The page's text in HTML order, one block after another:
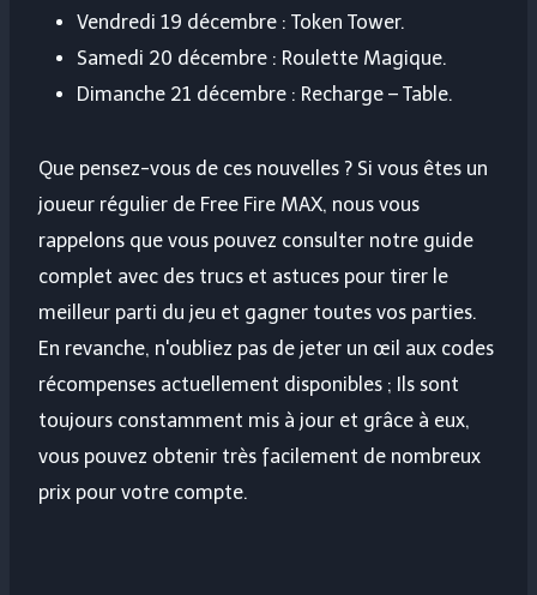
Vendredi 19 décembre : Token Tower.
Samedi 20 décembre : Roulette Magique.
Dimanche 21 décembre : Recharge – Table.
Que pensez-vous de ces nouvelles ? Si vous êtes un
joueur régulier de Free Fire MAX, nous vous
rappelons que vous pouvez consulter notre guide
complet avec des trucs et astuces pour tirer le
meilleur parti du jeu et gagner toutes vos parties.
En revanche, n'oubliez pas de jeter un œil aux codes
récompenses actuellement disponibles ; Ils sont
toujours constamment mis à jour et grâce à eux,
vous pouvez obtenir très facilement de nombreux
prix pour votre compte.